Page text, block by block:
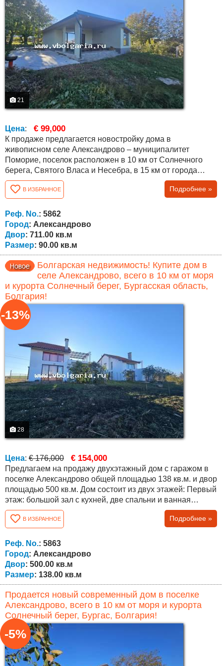
21
Цена: € 99,000
К продаже предлагается новостройку дома в
живописном селе Александрово – муниципалитет
Поморие, поселок расположен в 10 км от Солнечного
берега, Святого Власа и Несебра, в 15 км от города
Поморие и в 25 км от города Бургас, Болгария! Дом
отделан и оформлен по болгарскому госстандарту (на
этапе без внутренней отделки), есть о тдельные счета на
электричество и воду и собственный двор 711 м 2 .
Подъезд к дому по асфальтированной дороге....
В ИЗБРАННОЕ Подробнее »
Реф. No.: 5862
Город: Александрово
Двор: 711.00 кв.м
Размер: 90.00 кв.м
Болгарская недвижимость! Купите дом в
селе Александрово, всего в 10 км от моря
и курорта Солнечный берег, Бургасская область,
Болгария!
28
-13%
Цена: € 176,000 € 154,000
Предлагаем на продажу двухэтажный дом с гаражом в
поселке Александрово общей площадью 138 кв.м. и двор
площадью 500 кв.м. Дом состоит из двух этажей: Первый
этаж: большой зал с кухней, две спальни и ванная
комната. Второй этаж состоит из спальни, ванной
комнаты и большой террасы с прекрасным видом. Дом
нуждается лишь в небольшом освежении и готов к
заселению. Продается с мебелью и техникой. Все
необходимое для комфортного отдыха...
В ИЗБРАННОЕ Подробнее »
Реф. No.: 5863
Город: Александрово
Двор: 500.00 кв.м
Размер: 138.00 кв.м
Продается новый современный дом в поселке
Александрово, всего в 10 км от моря и курорта
Солнечный берег, Бургас, Болгария!
-5%